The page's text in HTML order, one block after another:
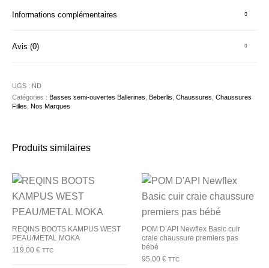
Informations complémentaires
Avis (0)
UGS : ND
Catégories : Basses semi-ouvertes Ballerines, Beberlis,Chaussures,Chaussures
Filles, Nos Marques
Produits similaires
REQINS BOOTS KAMPUS WEST
PEAU/METAL MOKA
119,00€ TTC
POM D’API Newflex Basic cuir
craie chaussure premiers pas
bébé
95,00 € TTC